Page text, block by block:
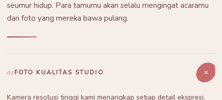
seumur hidup. Para tamumu akan selalu mengingat acaramu
dari foto yang mereka bawa pulang.
01FOTO KUALITAS STUDIO
Kamera resolusi tinggi kami menangkap setiap detail ekspresi.